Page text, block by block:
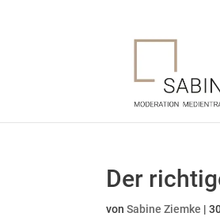
Der
vonSabine Ziemke |